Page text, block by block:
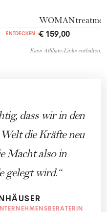
ENTDECKEN →€ 159,00
Kann Affiliate-Links enthalten.
dass wir in den
die Kräfte neu
Macht also in
gelegt wird.